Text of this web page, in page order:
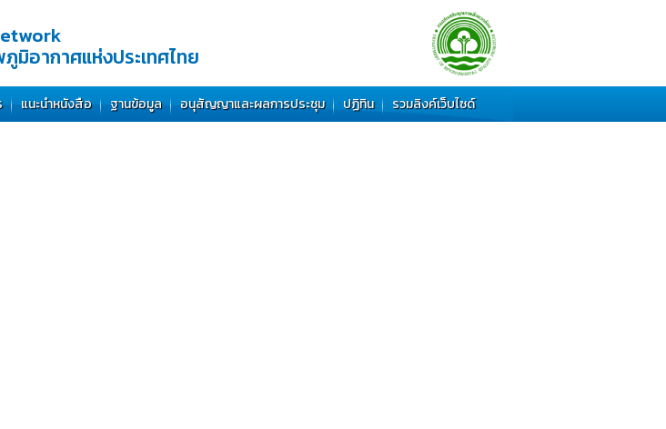
มิอากาศแห่งประเทศไทย
แนะนำหนังสือ ฐานข้อมูล อนุสัญญาและผลการประชุม ปฏิทิน รวมลิงค์เว็บไซด์